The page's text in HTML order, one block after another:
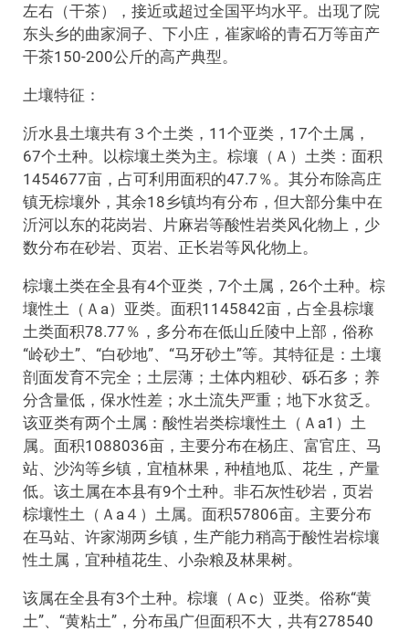
左右（干茶），接近或超过全国平均水平。出现了院
东头乡的曲家洞子、下小庄，崔家峪的青石万等亩产
干茶150-200公斤的高产典型。
土壤特征：
沂水县土壤共有３个土类，11个亚类，17个土属，
67个土种。以棕壤土类为主。棕壤（Ａ）土类：面积
1454677亩，占可利用面积的47.7％。其分布除高庄
镇无棕壤外，其余18乡镇均有分布，但大部分集中在
沂河以东的花岗岩、片麻岩等酸性岩类风化物上，少
数分布在砂岩、页岩、正长岩等风化物上。
棕壤土类在全县有4个亚类，7个土属，26个土种。棕
壤性土（Ａa）亚类。面积1145842亩，占全县棕壤
土类面积78.77％，多分布在低山丘陵中上部，俗称
“岭砂土”、“白砂地”、“马牙砂土”等。其特征是：土壤
剖面发育不完全；土层薄；土体内粗砂、砾石多；养
分含量低，保水性差；水土流失严重；地下水贫乏。
该亚类有两个土属：酸性岩类棕壤性土（Ａa1）土
属。面积1088036亩，主要分布在杨庄、富官庄、马
站、沙沟等乡镇，宜植林果，种植地瓜、花生，产量
低。该土属在本县有9个土种。非石灰性砂岩，页岩
棕壤性土（Ａa４）土属。面积57806亩。主要分布
在马站、许家湖两乡镇，生产能力稍高于酸性岩棕壤
性土属，宜种植花生、小杂粮及林果树。
该属在全县有3个土种。棕壤（Ａc）亚类。俗称“黄
土”、“黄粘土”，分布虽广但面积不大，共有278540